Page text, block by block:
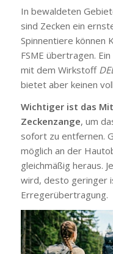
In bewaldeten
sind Zecken ein
Spinnentiere können
FSME übertragen.
mit dem Wirkstoff
bietet aber keinen
Wichtiger ist das
Zeckenzange, um
sofort zu entfernen.
möglich an der
gleichmäßig heraus.
wird, desto geringer
Erregerübertragung.